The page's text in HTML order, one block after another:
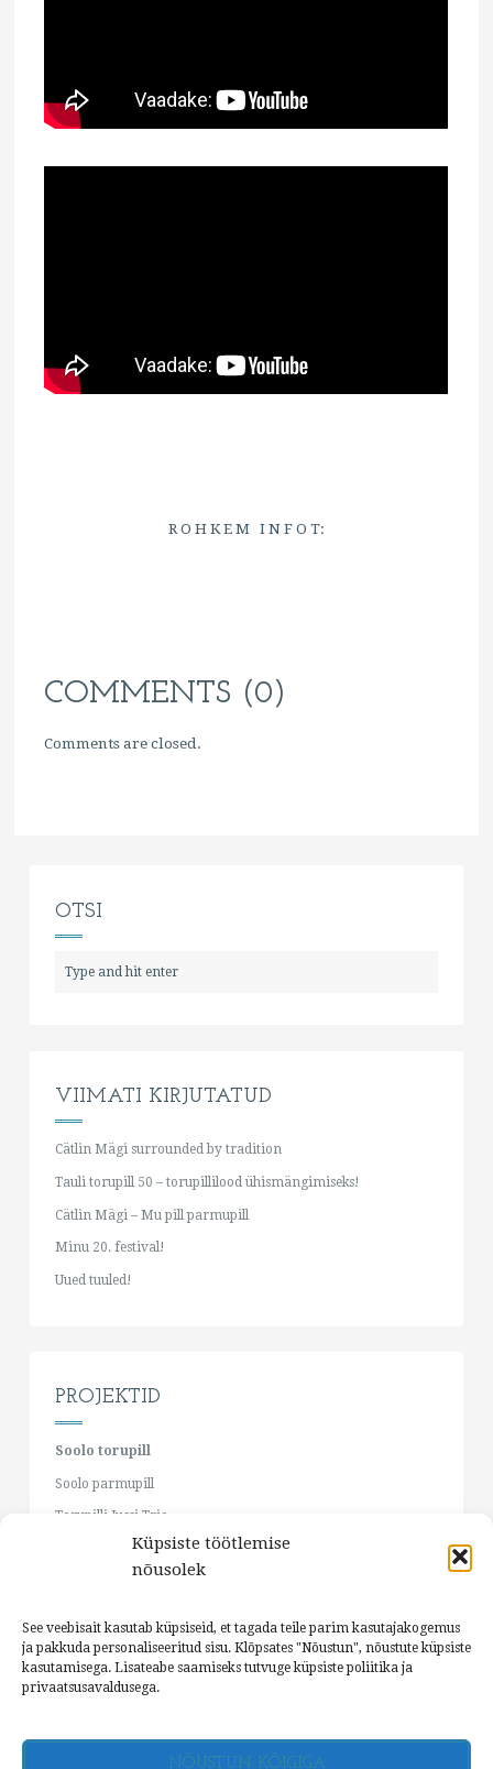
Küpsiste töötlemise
nõusolek
See veebisait kasutab küpsiseid, et tagada teile parim kasutajakogemus
ja pakkuda personaliseeritud sisu. Klõpsates "Nõustun", nõustute küpsiste
kasutamisega. Lisateabe saamiseks tutvuge küpsiste poliitika ja
privaatsusavaldusega.
NÕUSTUN KÕIGIGA
R O H K E M I N F O T:
COMMENTS (0)
Comments are closed.
OTSI
VIIMATI KIRJUTATUD
Cätlin Mägi surrounded by tradition
Tauli torupill 50 – torupillilood ühismängimiseks!
Cätlin Mägi – Mu pill parmupill
Minu 20. festival!
Uued tuuled!
PROJEKTID
Soolo torupill
Soolo parmupill
Torupilli Jussi Trio
Cätlin Mägi & Jaan Pehk
Parmupilli õpituba